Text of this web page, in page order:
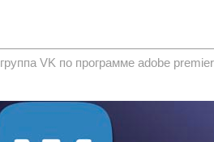
группа VK по программе adobe